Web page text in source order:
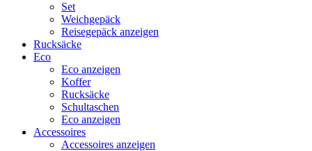
Set
Weichgepäck
Reisegepäck anzeigen
Rucksäcke
Eco
Eco anzeigen
Koffer
Rucksäcke
Schultaschen
Eco anzeigen
Accessoires
Accessoires anzeigen